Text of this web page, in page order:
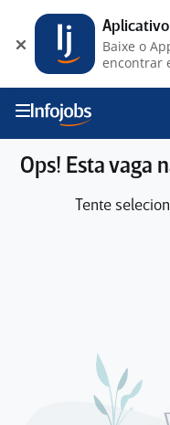
Ops! Esta vaga
Tente
Baixe o
encontrar